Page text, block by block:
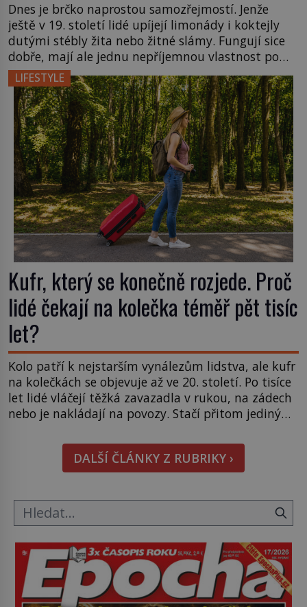
Dnes je brčko naprostou samozřejmostí. Jenže
ještě v 19. století lidé upíjejí limonády i koktejly
dutými stébly žita nebo žitné slámy. Fungují sice
dobře, mají ale jednu nepříjemnou vlastnost po
chvíli se rozmáčejí a nápoji dodávají travnatou
příchuť. Právě tahle drobná nepříjemnost přivede
amerického výrobce cigaretových náustků k
nápadu, který změní způsob pití po celém […]
LIFESTYLE
Kufr, který se konečně rozjede. Proč
lidé čekají na kolečka téměř pět tisíc
let?
Kolo patří k nejstarším vynálezům lidstva, ale kufr
na kolečkách se objevuje až ve 20. století. Po tisíce
let lidé vláčejí těžká zavazadla v rukou, na zádech
nebo je nakládají na povozy. Stačí přitom jediný
nikdo dlouho nedostane. Až jednou se na letišti
ozve věta, která změní […]
DALŠÍ ČLÁNKY Z RUBRIKY ›